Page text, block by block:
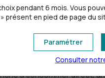
à venir et même de
compliqué.
à consommer direct,
pendant 6 mois. Vous
présent en pied de page du
Paramétrer
Consulter